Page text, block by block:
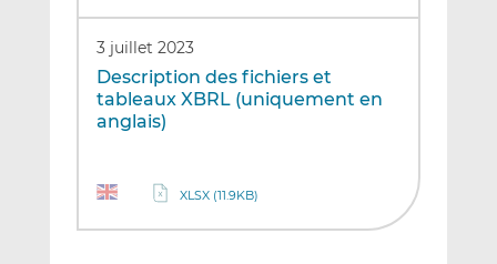
3 juillet 2023
Description des fichiers et
tableaux XBRL (uniquement en
anglais)
XLSX (11.9KB)